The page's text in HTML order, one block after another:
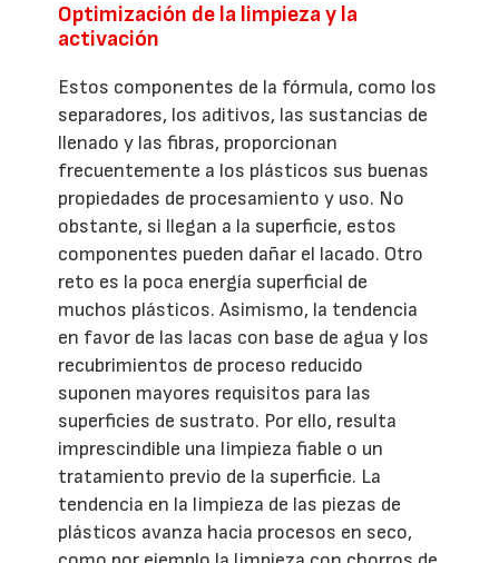
Optimización de la limpieza y la
activación
Estos componentes de la fórmula, como los
separadores, los aditivos, las sustancias de
llenado y las fibras, proporcionan
frecuentemente a los plásticos sus buenas
propiedades de procesamiento y uso. No
obstante, si llegan a la superficie, estos
componentes pueden dañar el lacado. Otro
reto es la poca energía superficial de
muchos plásticos. Asimismo, la tendencia
en favor de las lacas con base de agua y los
recubrimientos de proceso reducido
suponen mayores requisitos para las
superficies de sustrato. Por ello, resulta
imprescindible una limpieza fiable o un
tratamiento previo de la superficie. La
tendencia en la limpieza de las piezas de
plásticos avanza hacia procesos en seco,